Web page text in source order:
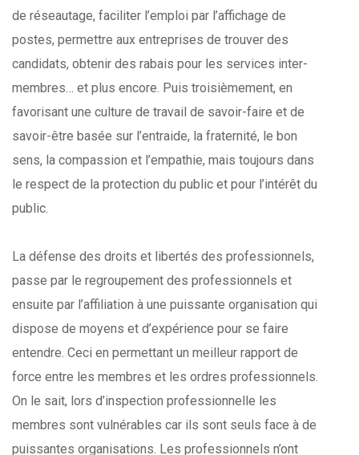
de réseautage, faciliter l’emploi par l’affichage de
postes, permettre aux entreprises de trouver des
candidats, obtenir des rabais pour les services inter-
membres… et plus encore. Puis troisièmement, en
favorisant une culture de travail de savoir-faire et de
savoir-être basée sur l’entraide, la fraternité, le bon
sens, la compassion et l’empathie, mais toujours dans
le respect de la protection du public et pour l’intérêt du
public.
La défense des droits et libertés des professionnels,
passe par le regroupement des professionnels et
ensuite par l’affiliation à une puissante organisation qui
dispose de moyens et d’expérience pour se faire
entendre. Ceci en permettant un meilleur rapport de
force entre les membres et les ordres professionnels.
On le sait, lors d’inspection professionnelle les
membres sont vulnérables car ils sont seuls face à de
puissantes organisations. Les professionnels n’ont